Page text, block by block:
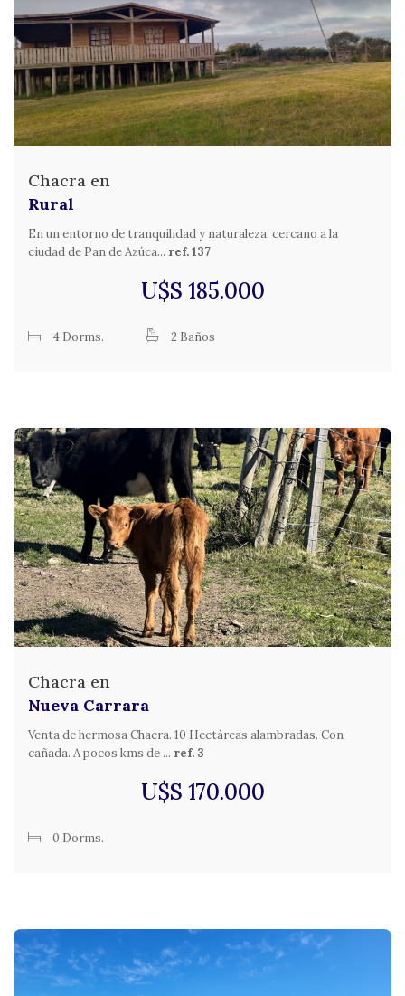
Chacra en
Rural
En un entorno de tranquilidad y naturaleza, cercano a la
ciudad de Pan de Azúca... ref. 137
U$S 185.000
4 Dorms. 2 Baños
Chacra en
Nueva Carrara
Venta de hermosa Chacra. 10 Hectáreas alambradas. Con
cañada. A pocos kms de ... ref. 3
U$S 170.000
0 Dorms.